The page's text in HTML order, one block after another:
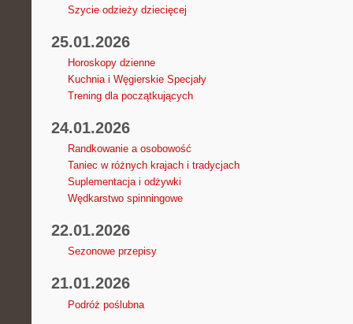
Szycie odzieży dziecięcej
25.01.2026
Horoskopy dzienne
Kuchnia i Węgierskie Specjały
Trening dla początkujących
24.01.2026
Randkowanie a osobowość
Taniec w różnych krajach i tradycjach
Suplementacja i odżywki
Wędkarstwo spinningowe
22.01.2026
Sezonowe przepisy
21.01.2026
Podróż poślubna